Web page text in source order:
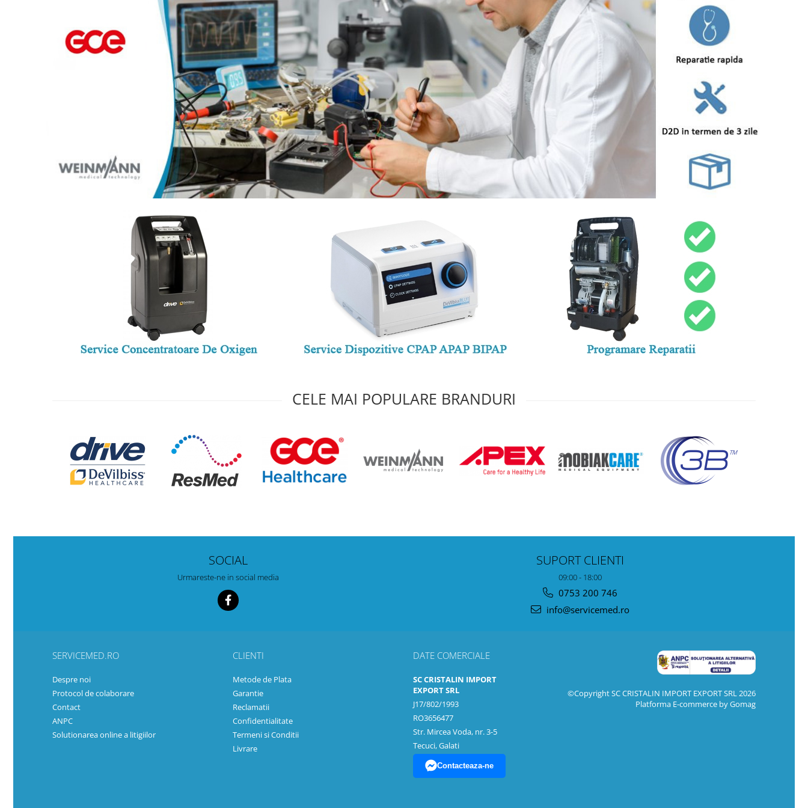
CELE MAI POPULARE BRANDURI
SOCIAL
Urmareste-ne in social media
SUPORT CLIENTI
09:00 - 18:00
0753 200 746
info@servicemed.ro
SERVICEMED.RO
Despre noi
Protocol de colaborare
Contact
ANPC
Solutionarea online a litigiilor
CLIENTI
Metode de Plata
Garantie
Reclamatii
Confidentialitate
Termeni si Conditii
Livrare
DATE COMERCIALE
SC CRISTALIN IMPORT
EXPORT SRL
J17/802/1993
RO3656477
Str. Mircea Voda, nr. 3-5
Tecuci, Galati
Contacteaza-ne
©Copyright SC CRISTALIN IMPORT EXPORT SRL 2026
Platforma E-commerce byGomag